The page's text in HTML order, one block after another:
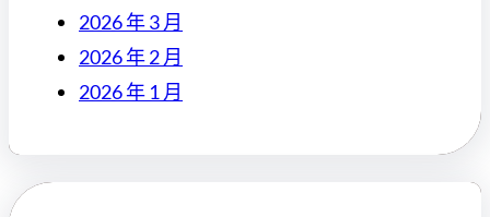
2026 年 3 月
2026 年 2 月
2026 年 1 月